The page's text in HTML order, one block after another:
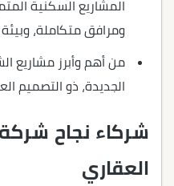
المشاريع السكنية
ومرافق متكاملة، وبيئة
من أهم وأبرز مشاريع
الجديدة، ذو التصميم
شركاء نجاح
العقاري